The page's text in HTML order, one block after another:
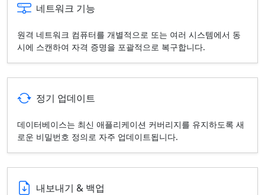
네트워크 기능
원격 네트워크 컴퓨터를 개별적으로 또는 여러 시스템에서 동
시에 스캔하여 자격 증명을 포괄적으로 복구합니다.
정기 업데이트
데이터베이스는 최신 애플리케이션 커버리지를 유지하도록 새
로운 비밀번호 정의로 자주 업데이트됩니다.
내보내기 & 백업